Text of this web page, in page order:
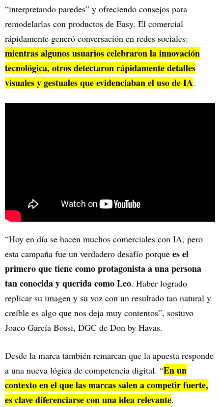
“interpretando paredes” y ofreciendo consejos para
remodelarlas con productos de Easy. El comercial
rápidamente generó conversación en redes sociales:
mientras algunos usuarios celebraron la innovación
tecnológica, otros detectaron rápidamente detalles
visuales y gestuales que evidenciaban el uso de IA.
“Hoy en día se hacen muchos comerciales con IA, pero
esta campaña fue un verdadero desafío porque es el
primero que tiene como protagonista a una persona
tan conocida y querida como Leo. Haber logrado
replicar su imagen y su voz con un resultado tan natural y
creíble es algo que nos deja muy contentos”, sostuvo
Joaco García Bossi, DGC de Don by Havas.
Desde la marca también remarcan que la apuesta responde
a una nueva lógica de competencia digital. “En un
contexto en el que las marcas salen a competir fuerte,
es clave diferenciarse con una idea relevante.